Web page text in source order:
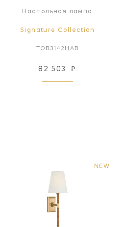
Настольная лампа
Signature Collection
TOB3142HAB
82 503 ₽
NEW